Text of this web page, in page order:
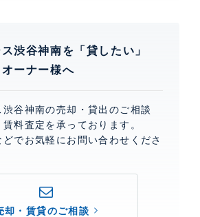
渋谷神南を「貸したい」
オーナー様へ
谷神南の売却・貸出のご相談
料査定を承っております。
でお気軽にお問い合わせくださ
却・賃貸のご相談